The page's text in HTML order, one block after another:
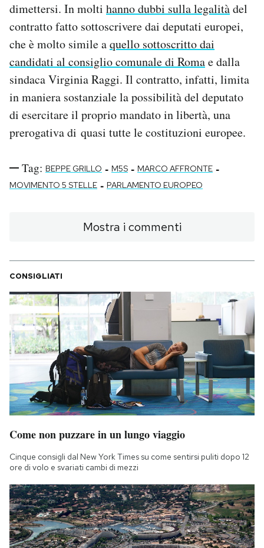
dimettersi. In molti hanno dubbi sulla legalitàdel
contratto fatto sottoscrivere dai deputati europei,
che è molto simile aquello sottoscritto dai
candidati al consiglio comunale di Romae dalla
sindaca Virginia Raggi. Il contratto, infatti, limita
in maniera sostanziale la possibilità del deputato
di esercitare il proprio mandato in libertà, una
prerogativa di quasi tutte le costituzioni europee.
Tag: BEPPE GRILLO - M5S - MARCO AFFRONTE -
MOVIMENTO 5 STELLE - PARLAMENTO EUROPEO
Mostra i commenti
CONSIGLIATI
Come non puzzare in un lungo viaggio
Cinque consigli dal New York Times su come sentirsi puliti dopo 12
ore di volo e svariati cambi di mezzi